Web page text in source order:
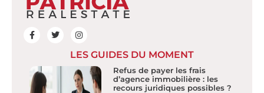
LES GUIDES DU MOMENT
Refus de payer les frais
d’agence immobilière : les
recours juridiques possibles ?